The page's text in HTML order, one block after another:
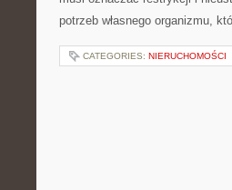
potrzeb własnego organizmu,
CATEGORIES: NIERUCHOMOŚCI